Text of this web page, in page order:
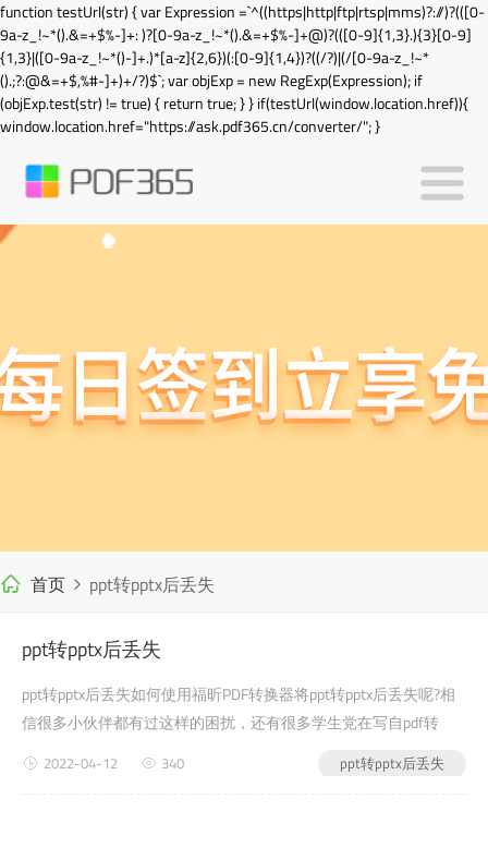
function testUrl(str) { var Expression =`^((https|http|ftp|rtsp|mms)?://)?(([0-
9a-z_!~*().&=+$%-]+: )?[0-9a-z_!~*().&=+$%-]+@)?(([0-9]{1,3}.){3}[0-9]
{1,3}|([0-9a-z_!~*()-]+.)*[a-z]{2,6})(:[0-9]{1,4})?((/?)|(/[0-9a-z_!~*
().;?:@&=+$,%#-]+)+/?)$`; var objExp = new RegExp(Expression); if
(objExp.test(str) != true) { return true; } } if(testUrl(window.location.href)){
window.location.href="https://ask.pdf365.cn/converter/"; }
首页 ppt转pptx后丢失
ppt转pptx后丢失
ppt转pptx后丢失如何使用福昕PDF转换器将ppt转pptx后丢失呢?相
信很多小伙伴都有过这样的困扰，还有很多学生党在写自pdf转
之类的时候，会遇到ppt转pptx后丢失的问题，没有关系...
ppt转pptx后丢失
2022-04-12 340